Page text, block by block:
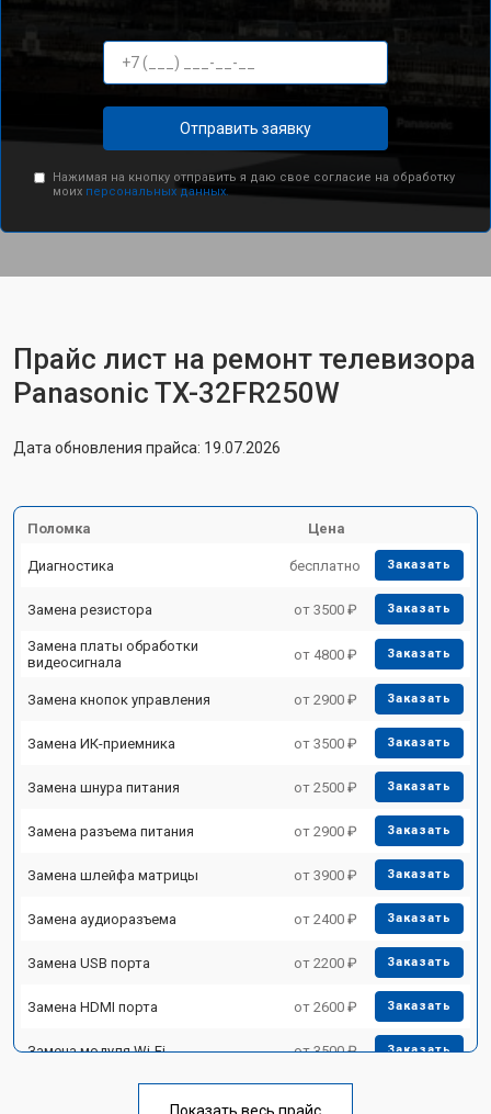
Отправить заявку
Нажимая на кнопку отправить я даю свое согласие на обработку
моих персональных данных.
Прайс лист на ремонт телевизора
Panasonic TX-32FR250W
Дата обновления прайса: 19.07.2026
Поломка Цена
Диагностика бесплатно Заказать
Замена резистора от 3500 ₽ Заказать
Замена платы обработки
видеосигнала
от 4800 ₽ Заказать
Замена кнопок управления от 2900 ₽ Заказать
Замена ИК-приемника от 3500 ₽ Заказать
Замена шнура питания от 2500 ₽ Заказать
Замена разъема питания от 2900 ₽ Заказать
Замена шлейфа матрицы от 3900 ₽ Заказать
Замена аудиоразъема от 2400 ₽ Заказать
Замена USB порта от 2200 ₽ Заказать
Замена HDMI порта от 2600 ₽ Заказать
Замена модуля Wi-Fi от 3500 ₽ Заказать